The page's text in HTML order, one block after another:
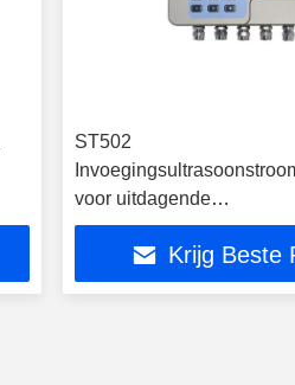
ST502
voor uitdagende
stroomomstandigheden
Krijg Beste